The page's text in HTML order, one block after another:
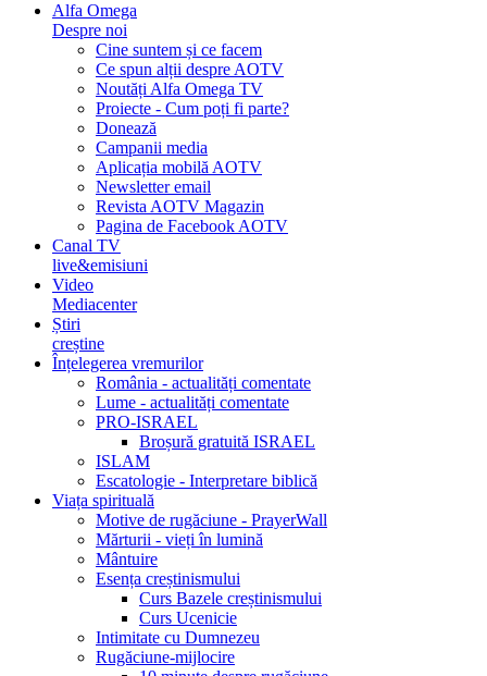
Alfa Omega
Despre noi
Cine suntem și ce facem
Ce spun alții despre AOTV
Noutăți Alfa Omega TV
Proiecte - Cum poți fi parte?
Donează
Campanii media
Aplicația mobilă AOTV
Newsletter email
Revista AOTV Magazin
Pagina de Facebook AOTV
Canal TV
live&emisiuni
Video
Mediacenter
Știri
creștine
Înțelegerea vremurilor
România - actualități comentate
Lume - actualități comentate
PRO-ISRAEL
Broșură gratuită ISRAEL
ISLAM
Escatologie - Interpretare biblică
Viața spirituală
Motive de rugăciune - PrayerWall
Mărturii - vieți în lumină
Mântuire
Esența creștinismului
Curs Bazele creștinismului
Curs Ucenicie
Intimitate cu Dumnezeu
Rugăciune-mijlocire